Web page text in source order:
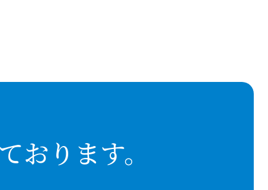
ります。